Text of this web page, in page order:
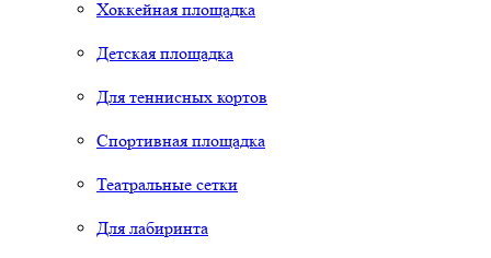
Хоккейная площадка
Детская площадка
Для теннисных кортов
Спортивная площадка
Театральные сетки
Для лабиринта